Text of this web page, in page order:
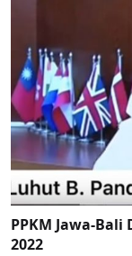
PPKM Jawa-
2022